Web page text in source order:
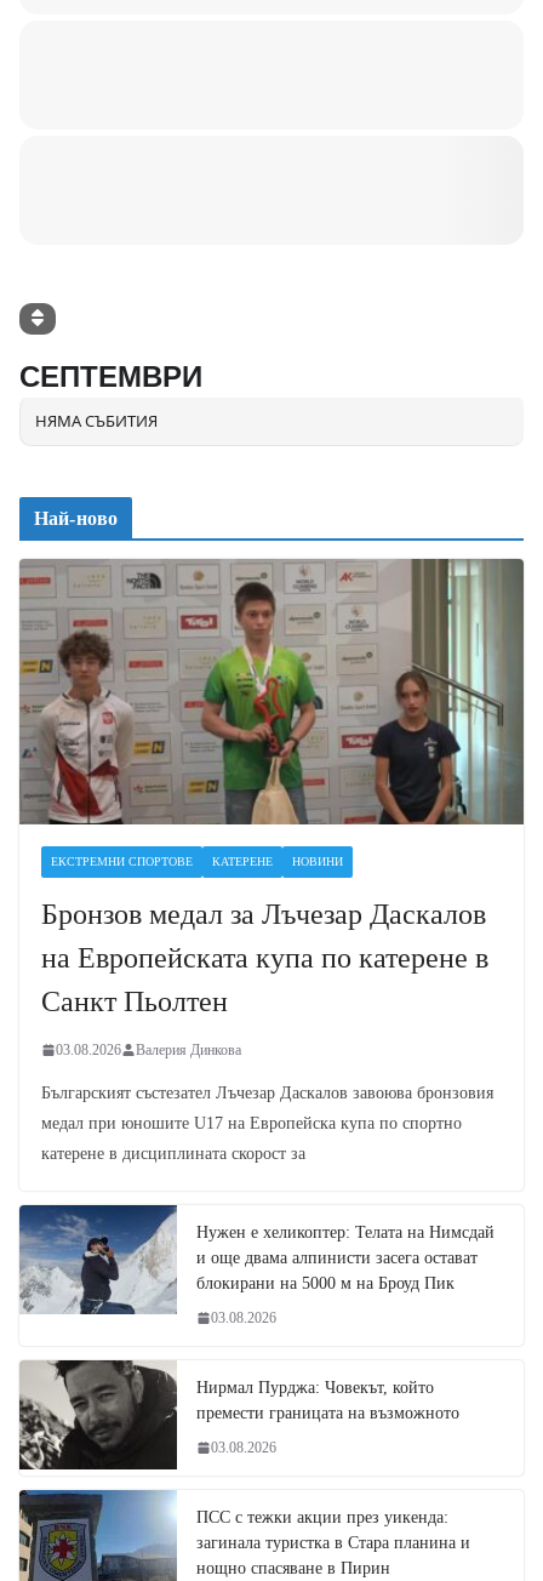
СЕПТЕМВРИ
НЯМА СЪБИТИЯ
Най-ново
ЕКСТРЕМНИ СПОРТОВЕ КАТЕРЕНЕ НОВИНИ
Бронзов медал за Лъчезар Даскалов
на Европейската купа по катерене в
Санкт Пьолтен
03.08.2026 Валерия Динкова
Българският състезател Лъчезар Даскалов завоюва бронзовия
медал при юношите U17 на Европейска купа по спортно
катерене в дисциплината скорост за
Нужен е хеликоптер: Телата на Нимсдай
и още двама алпинисти засега остават
блокирани на 5000 м на Броуд Пик
03.08.2026
Нирмал Пурджа: Човекът, който
премести границата на възможното
03.08.2026
ПСС с тежки акции през уикенда:
загинала туристка в Стара планина и
нощно спасяване в Пирин